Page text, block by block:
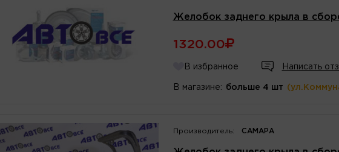
Желобок заднего крыла в
1320.00
В избранное Написать
В магазине: больше 4 шт
Производитель: САМАРА